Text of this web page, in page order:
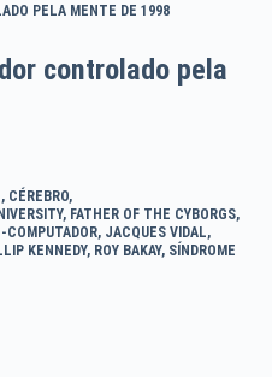
PELA MENTE DE 1998
controlado pela
, CÉREBRO,
, FATHER OF THE CYBORGS,
COMPUTADOR, JACQUES VIDAL,
KENNEDY, ROY BAKAY, SÍNDROME